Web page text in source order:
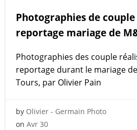
Photographies de
reportage mariage de
Photographies des couple
reportage durant le mariage
Tours, par Olivier Pain
by Olivier - Germain Photo
on Avr 30